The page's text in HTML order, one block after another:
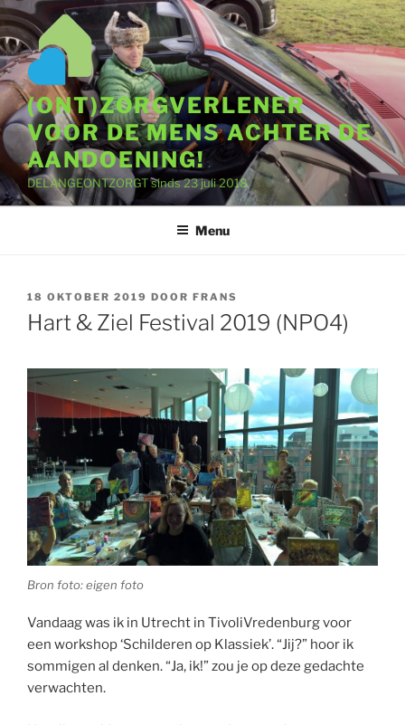
Ga
naar
de
inhoud
(ONT)ZORGVERLENER
VOOR DE MENS ACHTER DE
AANDOENING!
DELANGEONTZORGT sinds 23 juli 2018
Menu
GEPLAATST
OP
18 OKTOBER 2019 DOOR FRANS
Hart & Ziel Festival 2019 (NPO4)
Bron foto: eigen foto
Vandaag was ik in Utrecht in TivoliVredenburg voor
een workshop ‘Schilderen op Klassiek’. “Jij?” hoor ik
sommigen al denken. “Ja, ik!” zou je op deze gedachte
verwachten.